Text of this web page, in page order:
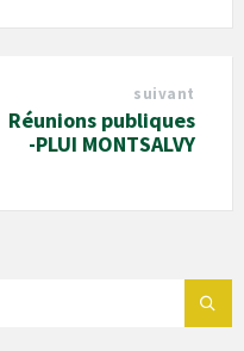
suivant
Réunions publiques
-PLUI MONTSALVY